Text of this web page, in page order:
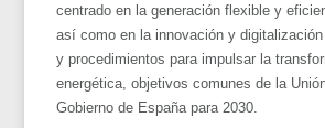
centrado en la generación flexible y
así como en la innovación y
y procedimientos para impulsar la
energética, objetivos comunes de la
Gobierno de España para 2030.